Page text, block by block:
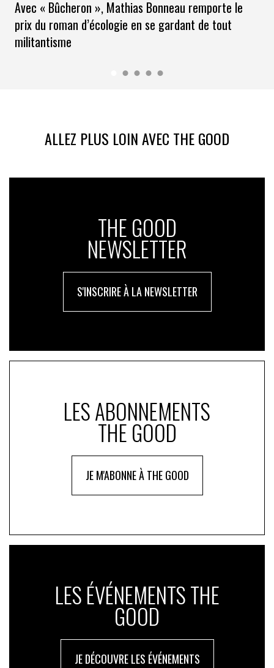
Avec « Bûcheron », Mathias Bonneau remporte le
prix du roman d’écologie en se gardant de tout
militantisme
ALLEZ PLUS LOIN AVEC THE GOOD
THE GOOD
NEWSLETTER
S'INSCRIRE À LA NEWSLETTER
LES ABONNEMENTS
THE GOOD
JE M'ABONNE À THE GOOD
LES ÉVÉNEMENTS THE
GOOD
JE DÉCOUVRE LES ÉVÉNEMENTS